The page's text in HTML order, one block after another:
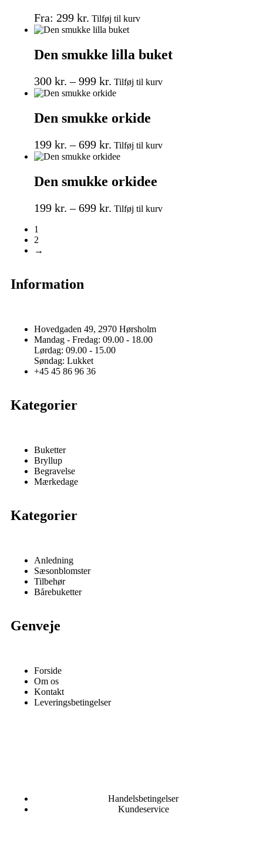
Fra: 299 kr. Tilføj til kurv
Den smukke lilla buket
300 kr. – 999 kr. Tilføj til kurv
Den smukke orkide
199 kr. – 699 kr. Tilføj til kurv
Den smukke orkidee
199 kr. – 699 kr. Tilføj til kurv
1
2
→
Information
Hovedgaden 49, 2970 Hørsholm
Mandag - Fredag: 09.00 - 18.00
Lørdag: 09.00 - 15.00
Søndag: Lukket
+45 45 86 96 36
Kategorier
Buketter
Bryllup
Begravelse
Mærkedage
Kategorier
Anledning
Sæsonblomster
Tilbehør
Bårebuketter
Genveje
Forside
Om os
Kontakt
Leveringsbetingelser
Handelsbetingelser
Kundeservice